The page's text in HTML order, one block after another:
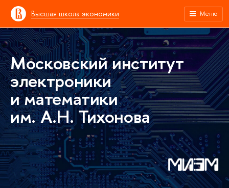
Высшая школа экономики Меню
Московский институт
электроники
и математики
им. А.Н. Тихонова